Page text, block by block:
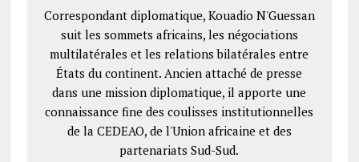
Correspondant diplomatique, Kouadio N'Guessan
suit les sommets africains, les négociations
multilatérales et les relations bilatérales entre
États du continent. Ancien attaché de presse
dans une mission diplomatique, il apporte une
connaissance fine des coulisses institutionnelles
de la CEDEAO, de l'Union africaine et des
partenariats Sud-Sud.